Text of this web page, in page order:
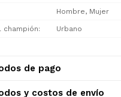
Hombre, Mujer
champión Urbano
de pago
y costos de envío